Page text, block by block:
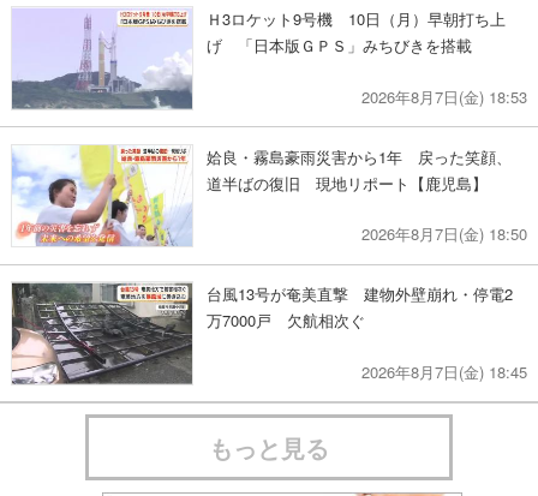
Ｈ3ロケット9号機 10日（月）早朝打ち上
げ 「日本版ＧＰＳ」みちびきを搭載
2026年8月7日(金) 18:53
姶良・霧島豪雨災害から1年 戻った笑顔、
道半ばの復旧 現地リポート【鹿児島】
2026年8月7日(金) 18:50
台風13号が奄美直撃 建物外壁崩れ・停電2
万7000戸 欠航相次ぐ
2026年8月7日(金) 18:45
もっと見る